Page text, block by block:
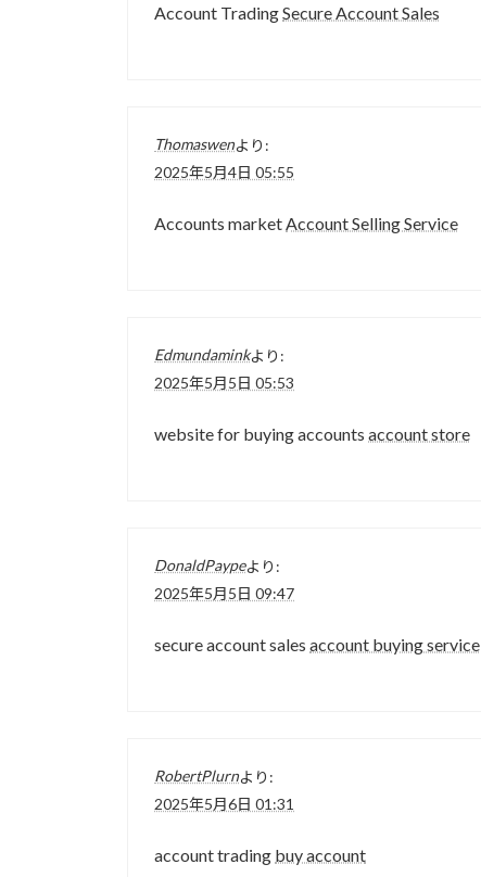
Account TradingSecure Account Sales
Thomaswenより:
2025年5月4日 05:55
Accounts market Account Selling Service
Edmundaminkより:
2025年5月5日 05:53
website for buying accounts account store
DonaldPaypeより:
2025年5月5日 09:47
secure account sales account buying service
RobertPlurnより:
2025年5月6日 01:31
account trading buy account